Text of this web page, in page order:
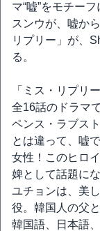
マ“嘘”をモチー
スンウが、嘘か
リプリー」が、
る。
「ミス・リプリ
全16話のドラマ
ペンス・ラブス
とは違って、嘘
女性！このヒロ
婢として話題に
ユチョンは、美
役。韓国人の父
韓国語、日本語